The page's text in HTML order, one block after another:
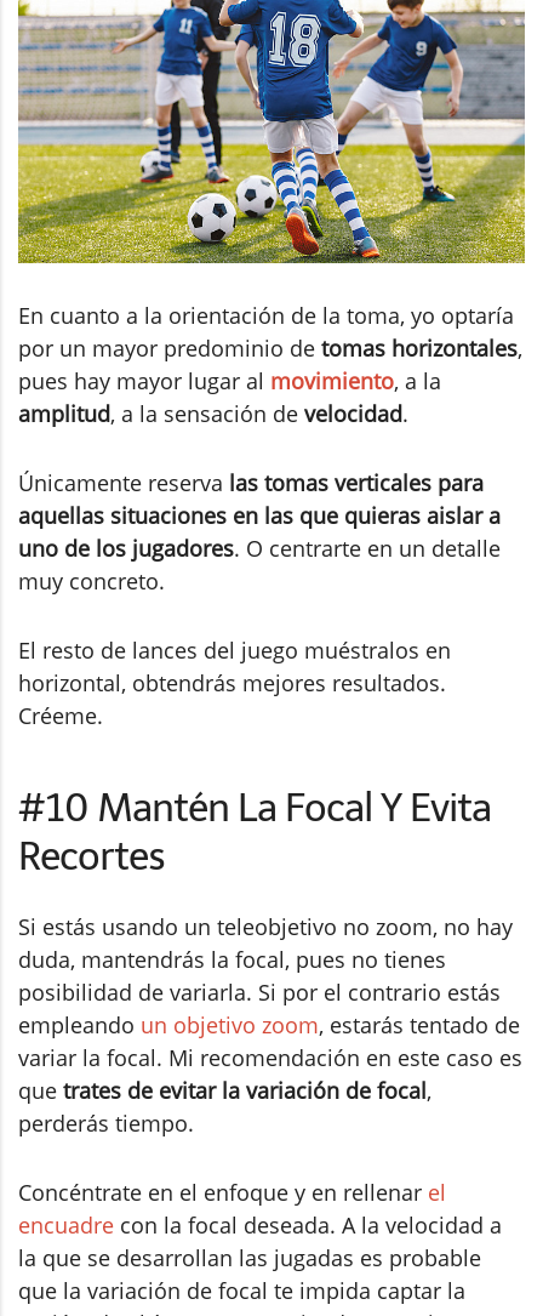
En cuanto a la orientación de la toma, yo optaría
por un mayor predominio de tomas horizontales,
pues hay mayor lugar al movimiento, a la
amplitud, a la sensación de velocidad.
Únicamente reserva las tomas verticales para
aquellas situaciones en las que quieras aislar a
uno de los jugadores. O centrarte en un detalle
muy concreto.
El resto de lances del juego muéstralos en
horizontal, obtendrás mejores resultados.
Créeme.
#10 Mantén La Focal Y Evita
Recortes
Si estás usando un teleobjetivo no zoom, no hay
duda, mantendrás la focal, pues no tienes
posibilidad de variarla. Si por el contrario estás
empleando un objetivo zoom, estarás tentado de
variar la focal. Mi recomendación en este caso es
que trates de evitar la variación de focal,
perderás tiempo.
Concéntrate en el enfoque y en rellenar el
encuadre con la focal deseada. A la velocidad a
la que se desarrollan las jugadas es probable
que la variación de focal te impida captar la